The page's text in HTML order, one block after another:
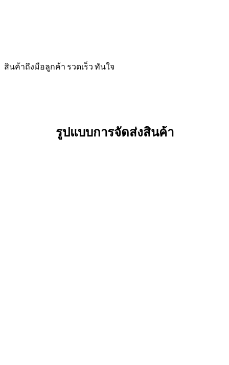
สินค้าถึงมือลูกค้า รวดเร็ว ทันใจ
รูปแบบการจัดส่งสินค้า